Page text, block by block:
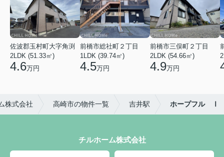
佐波郡玉村町大字角渕
2LDK (51.33㎡)
4.6万円
前橋市総社町２丁目
1LDK (39.74㎡)
4.5万円
前橋市三俣町２丁目
2LDK (54.66㎡)
4.9万円
株式会社 高崎市の物件一覧 吉井駅 ホープフル Ⅰ
チルホーム株式会社